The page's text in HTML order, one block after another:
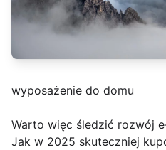
wyposażenie do domu
Warto więc śledzić rozwój
Jak w 2025 skuteczniej